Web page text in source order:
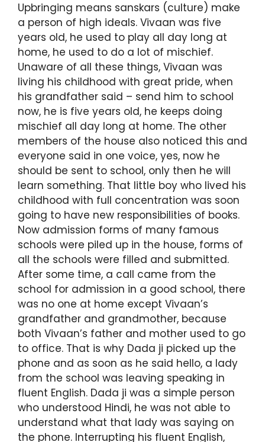
Upbringing means sanskars (culture) make
a person of high ideals. Vivaan was five
years old, he used to play all day long at
home, he used to do a lot of mischief.
Unaware of all these things, Vivaan was
living his childhood with great pride, when
his grandfather said – send him to school
now, he is five years old, he keeps doing
mischief all day long at home. The other
members of the house also noticed this and
everyone said in one voice, yes, now he
should be sent to school, only then he will
learn something. That little boy who lived his
childhood with full concentration was soon
going to have new responsibilities of books.
Now admission forms of many famous
schools were piled up in the house, forms of
all the schools were filled and submitted.
After some time, a call came from the
school for admission in a good school, there
was no one at home except Vivaan’s
grandfather and grandmother, because
both Vivaan’s father and mother used to go
to office. That is why Dada ji picked up the
phone and as soon as he said hello, a lady
from the school was leaving speaking in
fluent English. Dada ji was a simple person
who understood Hindi, he was not able to
understand what that lady was saying on
the phone. Interrupting his fluent English,